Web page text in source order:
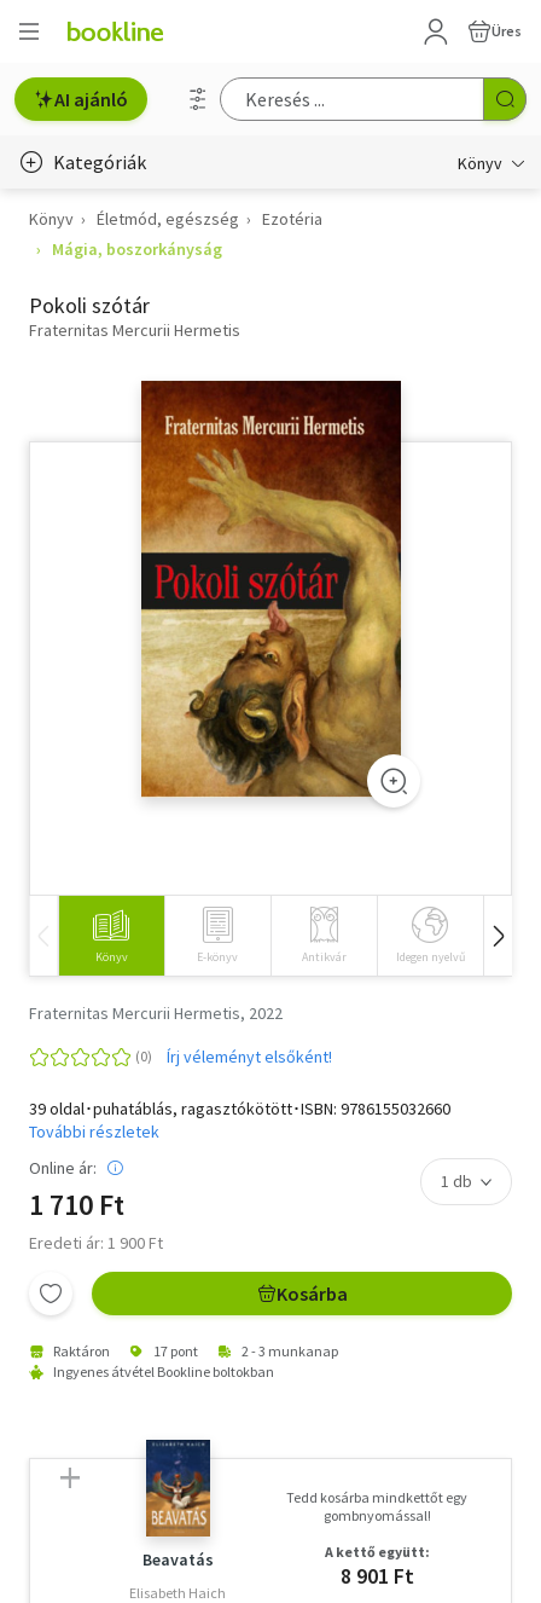
Üres
AI ajánló
Kategóriák Könyv
Életmód, egészség
Gyermek- és ifjúsági
Hobbi, szabadidő
Szótár, nyelvkönyv
Tankönyv, segédkönyv
Társadalomtudomány
Természettudomány
Könyv Életmód, egészség
Ezotéria
Mágia, boszorkányság
Pokoli szótár
Fraternitas Mercurii Hermetis
Könyv E-könyv Antikvár Idegen nyelvű
Fraternitas Mercurii Hermetis, 2022
Írj véleményt elsőként!
39 oldal･puhatáblás, ragasztókötött･ISBN: 9786155032660
További részletek
Online ár:
1 710 Ft
Eredeti ár: 1 900 Ft
Kosárba
Raktáron 17 pont
2 - 3 munkanap
Ingyenes átvétel Bookline boltokban
Beavatás
Elisabeth Haich
Tedd kosárba mindkettőt egy
gombnyomással!
A kettő együtt:
8 901 Ft